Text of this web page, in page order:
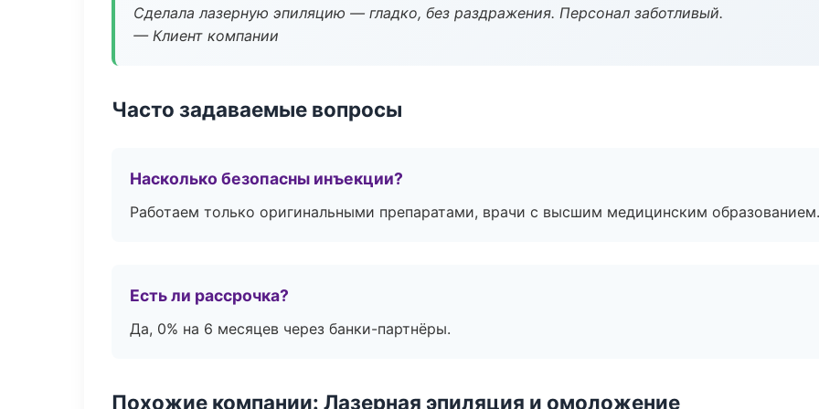
Сделала лазерную эпиляцию — гладко, без раздражения. Персонал заботливый.
— Клиент компании
Часто задаваемые вопросы
Насколько безопасны инъекции?
Работаем только оригинальными препаратами, врачи с высшим медицинским образованием.
Есть ли рассрочка?
Да, 0% на 6 месяцев через банки-партнёры.
Похожие компании: Лазерная эпиляция и омоложение